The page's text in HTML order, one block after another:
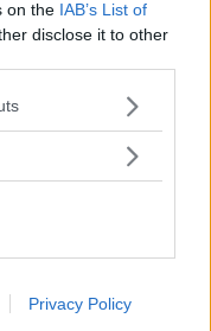
on the IAB’s List of
disclose it to other
one or more Google
You may click to
in below Google
Privacy Policy
2016
OM